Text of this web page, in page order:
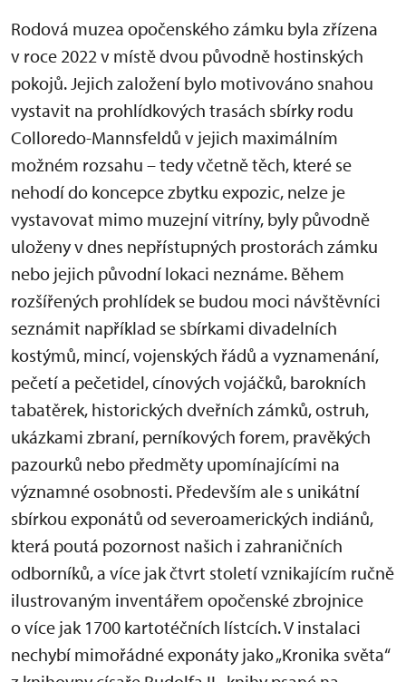
Rodová muzea opočenského zámku byla zřízena
v roce 2022 v místě dvou původně hostinských
pokojů. Jejich založení bylo motivováno snahou
vystavit na prohlídkových trasách sbírky rodu
Colloredo-Mannsfeldů v jejich maximálním
možném rozsahu – tedy včetně těch, které se
nehodí do koncepce zbytku expozic, nelze je
vystavovat mimo muzejní vitríny, byly původně
uloženy v dnes nepřístupných prostorách zámku
nebo jejich původní lokaci neznáme. Během
rozšířených prohlídek se budou moci návštěvníci
seznámit například se sbírkami divadelních
kostýmů, mincí, vojenských řádů a vyznamenání,
pečetí a pečetidel, cínových vojáčků, barokních
tabatěrek, historických dveřních zámků, ostruh,
ukázkami zbraní, perníkových forem, pravěkých
pazourků nebo předměty upomínajícími na
významné osobnosti. Především ale s unikátní
sbírkou exponátů od severoamerických indiánů,
která poutá pozornost našich i zahraničních
odborníků, a více jak čtvrt století vznikajícím ručně
ilustrovaným inventářem opočenské zbrojnice
o více jak 1700 kartotéčních lístcích.V instalaci
nechybí mimořádné exponáty jako „Kronika světa“